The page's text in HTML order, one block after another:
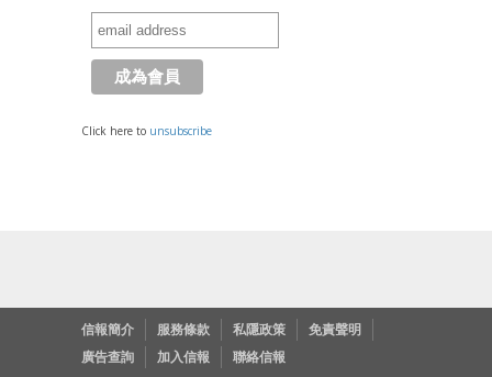
Click here to unsubscribe
信報簡介 服務條款 私隱政策
免責聲明
廣告查詢
加入信報 聯絡信報